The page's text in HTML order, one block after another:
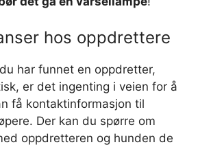
hos oppdrettere
har funnet en oppdretter,
er det ingenting i veien for å
få kontaktinformasjon til
Der kan du spørre om
oppdretteren og hunden de